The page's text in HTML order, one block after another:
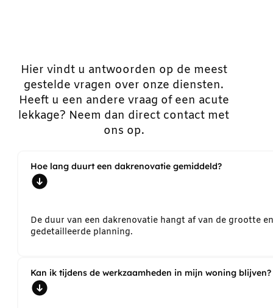
Hier vindt u antwoorden op de meest
gestelde vragen over onze diensten.
Heeft u een andere vraag of een acute
lekkage? Neem dan direct contact met
ons op.
Hoe lang duurt een dakrenovatie gemiddeld?
De duur van een dakrenovatie hangt af van de grootte
gedetailleerde planning.
Kan ik tijdens de werkzaamheden in mijn woning blijven?